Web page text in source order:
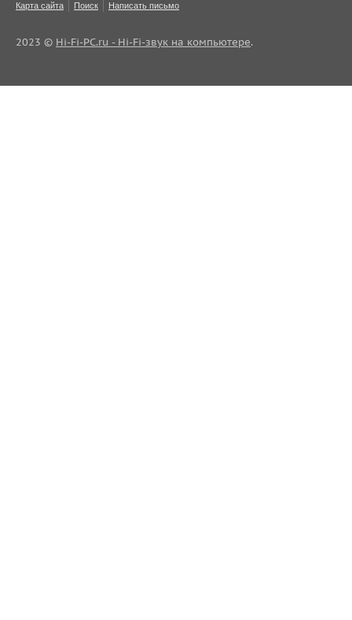
Карта сайта Поиск Написать письмо
2023 © Hi-Fi-PC.ru - Hi-Fi-звук на компьютере.